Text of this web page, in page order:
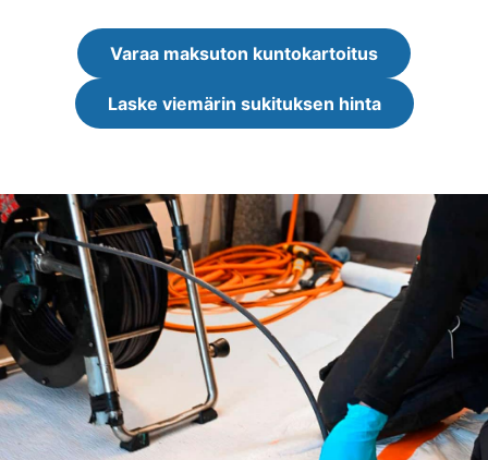
Varaa maksuton kuntokartoitus
Laske viemärin sukituksen hinta